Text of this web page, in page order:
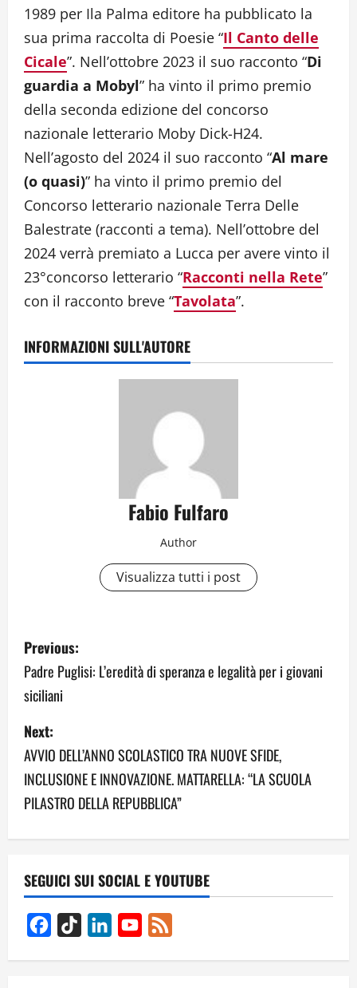
1989 per Ila Palma editore ha pubblicato la
sua prima raccolta di Poesie “Il Canto delle
Cicale”. Nell’ottobre 2023 il suo racconto “Di
guardia a Mobyl” ha vinto il primo premio
della seconda edizione del concorso
nazionale letterario Moby Dick-H24.
Nell’agosto del 2024 il suo racconto “Al mare
(o quasi)” ha vinto il primo premio del
Concorso letterario nazionale Terra Delle
Balestrate (racconti a tema). Nell’ottobre del
2024 verrà premiato a Lucca per avere vinto il
23°concorso letterario “Racconti nella Rete”
con il racconto breve “Tavolata”.
INFORMAZIONI SULL'AUTORE
Fabio Fulfaro
Author
Visualizza tutti i post
P
o
s
t
n
a
v
i
g
a
Previous:
Padre Puglisi: L’eredità di speranza e legalità per i giovani
siciliani
Next:
AVVIO DELL’ANNO SCOLASTICO TRA NUOVE SFIDE,
INCLUSIONE E INNOVAZIONE. MATTARELLA: “LA SCUOLA
PILASTRO DELLA REPUBBLICA”
SEGUICI SUI SOCIAL E YOUTUBE
Facebook
TikTok LinkedInYouTube